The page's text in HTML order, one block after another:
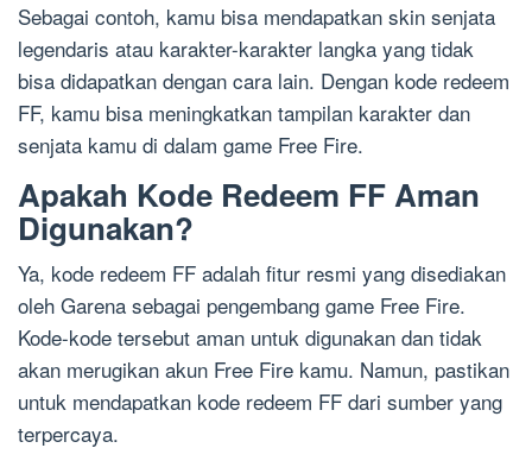
Sebagai contoh, kamu bisa mendapatkan skin senjata
legendaris atau karakter-karakter langka yang tidak
bisa didapatkan dengan cara lain. Dengan kode redeem
FF, kamu bisa meningkatkan tampilan karakter dan
senjata kamu di dalam game Free Fire.
Apakah Kode Redeem FF Aman
Digunakan?
Ya, kode redeem FF adalah fitur resmi yang disediakan
oleh Garena sebagai pengembang game Free Fire.
Kode-kode tersebut aman untuk digunakan dan tidak
akan merugikan akun Free Fire kamu. Namun, pastikan
untuk mendapatkan kode redeem FF dari sumber yang
terpercaya.